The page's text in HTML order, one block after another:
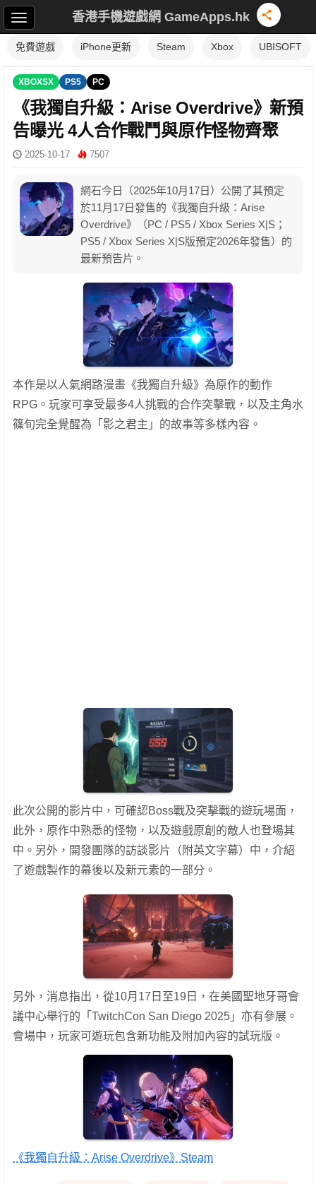
香港手機遊戲網 GameApps.hk
免費遊戲 iPhone更新 Steam Xbox UBISOFT
XBOXSX PS5 PC
《我獨自升級：Arise Overdrive》新預
告曝光 4人合作戰鬥與原作怪物齊聚
2025-10-17 7507
網石今日（2025年10月17日）公開了其預定
於11月17日發售的《我獨自升級：Arise
Overdrive》（PC / PS5 / Xbox Series X|S；
PS5 / Xbox Series X|S版預定2026年發售）的
最新預告片。
本作是以人氣網路漫畫《我獨自升級》為原作的動作
RPG。玩家可享受最多4人挑戰的合作突擊戰，以及主角水
篠旬完全覺醒為「影之君主」的故事等多樣內容。
此次公開的影片中，可確認Boss戰及突擊戰的遊玩場面，
此外，原作中熟悉的怪物，以及遊戲原創的敵人也登場其
中。另外，開發團隊的訪談影片（附英文字幕）中，介紹
了遊戲製作的幕後以及新元素的一部分。
另外，消息指出，從10月17日至19日，在美國聖地牙哥會
議中心舉行的「TwitchCon San Diego 2025」亦有參展。
會場中，玩家可遊玩包含新功能及附加內容的試玩版。
《我獨自升級：Arise Overdrive》Steam